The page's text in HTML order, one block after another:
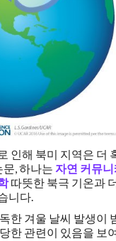
인해 북미 지역은 더
문, 하나는 자연 커뮤
따뜻한 북극 기온과
니다.
한 겨울 날씨 발생이
한 관련이 있음을 보